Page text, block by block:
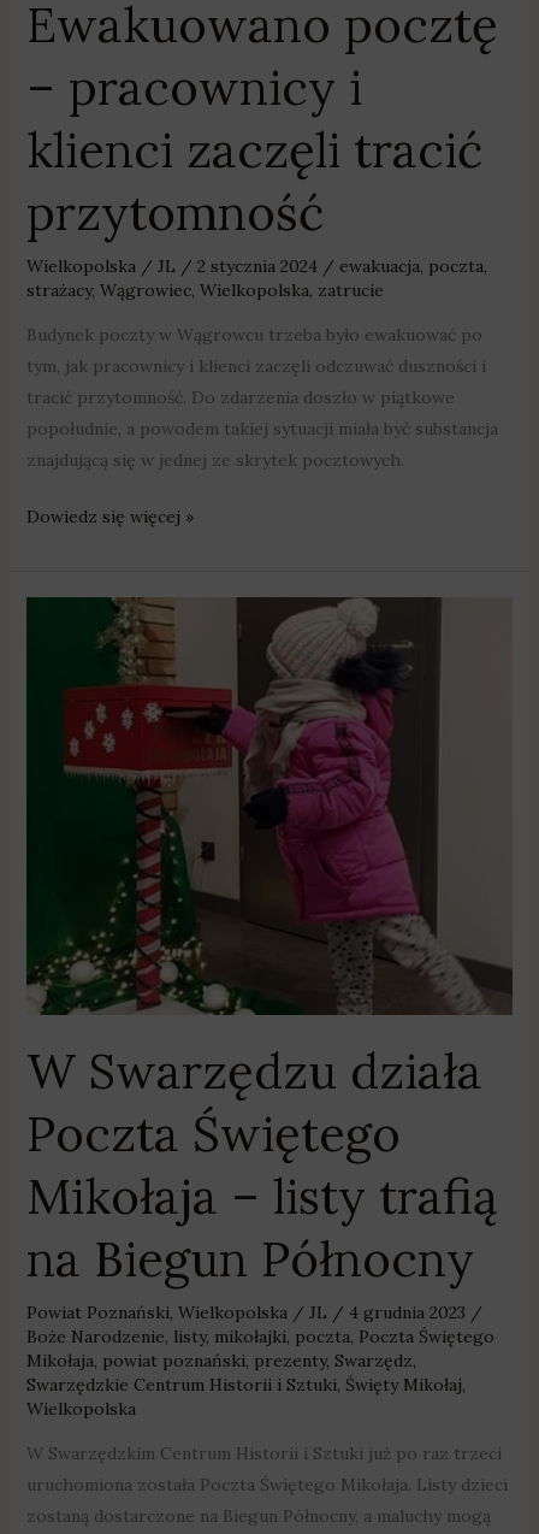
Ewakuowano pocztę
– pracownicy i
klienci zaczęli tracić
przytomność
Wielkopolska/ JL / 2 stycznia 2024 / ewakuacja, poczta,
strażacy, Wągrowiec, Wielkopolska, zatrucie
Budynek poczty w Wągrowcu trzeba było ewakuować po
tym, jak pracownicy i klienci zaczęli odczuwać duszności i
tracić przytomność. Do zdarzenia doszło w piątkowe
popołudnie, a powodem takiej sytuacji miała być substancja
znajdującą się w jednej ze skrytek pocztowych.
Dowiedz się więcej »
W Swarzędzu działa
Poczta Świętego
Mikołaja – listy trafią
na Biegun Północny
Powiat Poznański, Wielkopolska/ JL / 4 grudnia 2023 /
Boże Narodzenie, listy, mikołajki, poczta, Poczta Świętego
Mikołaja, powiat poznański, prezenty, Swarzędz,
Swarzędzkie Centrum Historii i Sztuki, Święty Mikołaj,
Wielkopolska
W Swarzędzkim Centrum Historii i Sztuki już po raz trzeci
uruchomiona została Poczta Świętego Mikołaja. Listy dzieci
zostaną dostarczone na Biegun Północny, a maluchy mogą
Swarzędzu
Świętego
Mikołaja
Północny